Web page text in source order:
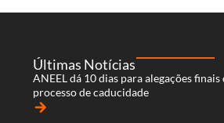
Últimas Notícias
ANEEL dá 10 dias para alegações finais
processo de caducidade
arrow_forward